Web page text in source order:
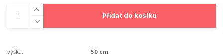
Přidat do košíku
výška:
50 cm